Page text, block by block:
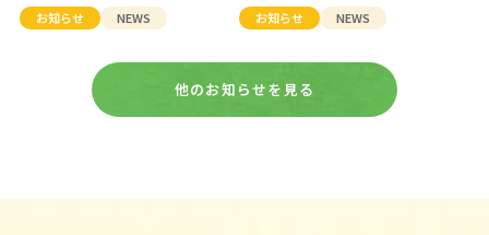
お知らせ
NEWS
お知らせ
NEWS
他のお知らせを見る